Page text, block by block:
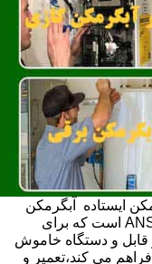
ایستاده ​ آبگرمکن
طراحی شده است که دارای استانداردهای ANSI است که برای
قابل و دستگاه خاموش
می کند،تعمیر و